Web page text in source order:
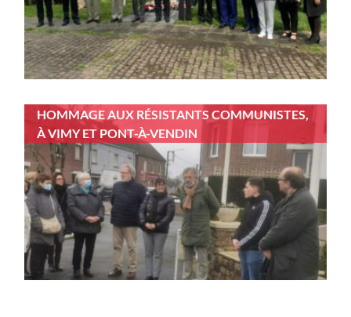
HOMMAGE AUX RÉSISTANTS COMMUNISTES,
À VIMY ET PONT-À-VENDIN